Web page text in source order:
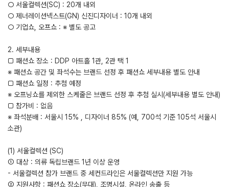
○ 서울컬렉션(SC) : 20개 내외
○ 제너레이션넥스트(GN) 신진디자이너 : 10개 내외
○ 기업쇼, 오프쇼 : ※ 별도 공고
2. 세부내용
□ 패션쇼 장소 : DDP 아트홀 1관, 2관 택 1
※ 패션쇼 공간 및 좌석수는 브랜드 선정 후 패션쇼 세부내용 별도 안내
□ 패션쇼 일정 : 추첨 예정
※ 오프닝쇼를 제외한 스케줄은 브랜드 선정 후 추첨 실시(세부내용 별도 안내)
□ 참가비 : 없음
※ 좌석분배 : 서울시 15% , 디자이너 85% (예, 700석 기준 105석 서울시
소관)
(1) 서울컬렉션 (SC)
① 대상 : 의류 독립브랜드 1년 이상 운영
- 서울컬렉션 참가 브랜드 중 세컨드라인은 서울컬렉션만 지원 가능
② 지원사항 : 패션쇼 장소(무대), 조명시설, 온라인 송출 등